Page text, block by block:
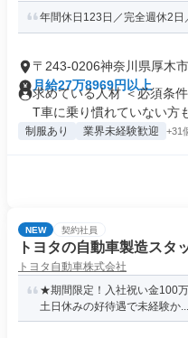
年間休日123日／完全週休2
〒243-0206神奈川県厚木
月給27万8969円以上
求めている人材 ＜必須条
T車に乗り慣れていない方
制服あり 業界未経験歓迎 +31
NEW 契約社員
トヨタの自動車製造スタ
トヨタ自動車株式会社
★期間限定！入社祝い金100
土日休みの好待遇で未経験か...